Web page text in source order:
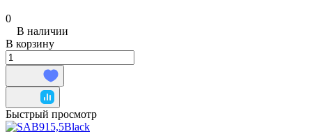
0
В наличии
В корзину
Быстрый просмотр